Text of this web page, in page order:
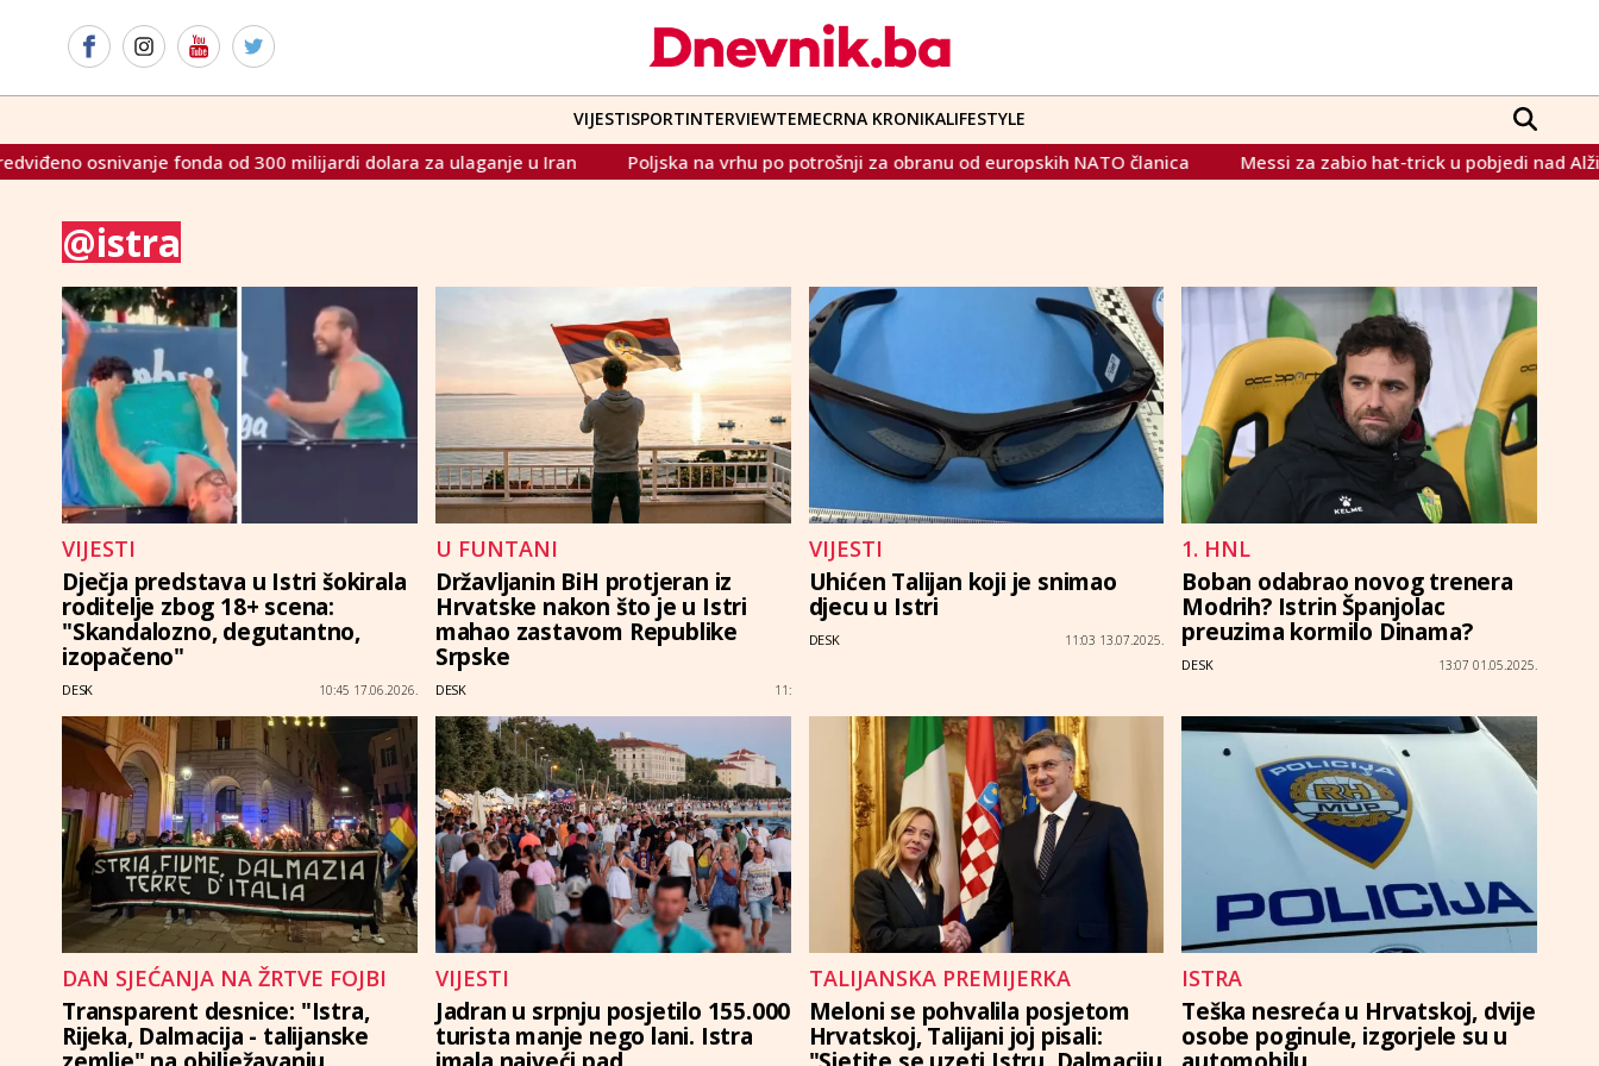
VIJESTISPORTINTERVIEWTEMECRNA KRONIKALIFESTYLE
fonda od 300 milijardi dolara za ulaganje u Iran Poljska na vrhu po potrošnji za obranu od europskih NATO članica Messi za zabio hat-trick u pobjedi nad Alžirom (3:0) i
@istra
VIJESTI
Dječja predstava u Istri šokirala
roditelje zbog 18+ scena:
"Skandalozno, degutantno,
izopačeno"
DESK 10:45 17.06.2026.
U FUNTANI
Državljanin BiH protjeran iz
Hrvatske nakon što je u Istri
mahao zastavom Republike
Srpske
DESK 11:
VIJESTI
Uhićen Talijan koji je snimao
djecu u Istri
DESK 11:03 13.07.2025.
1. HNL
Boban odabrao novog trenera
Modrih? Istrin Španjolac
preuzima kormilo Dinama?
DESK 13:07 01.05.2025.
DAN SJEĆANJA NA ŽRTVE FOJBI
Transparent desnice: "Istra,
Rijeka, Dalmacija - talijanske
VIJESTI
Jadran u srpnju posjetilo 155.000
turista manje nego lani. Istra
TALIJANSKA PREMIJERKA
Meloni se pohvalila posjetom
Hrvatskoj, Talijani joj pisali:
ISTRA
Teška nesreća u Hrvatskoj, dvije
osobe poginule, izgorjele su u